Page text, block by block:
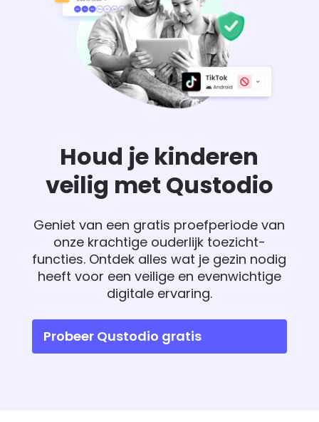
Houd je kinderen
veilig met Qustodio
Geniet van een gratis proefperiode van
onze krachtige ouderlijk toezicht-
functies. Ontdek alles wat je gezin nodig
heeft voor een veilige en evenwichtige
digitale ervaring.
Probeer Qustodio gratis